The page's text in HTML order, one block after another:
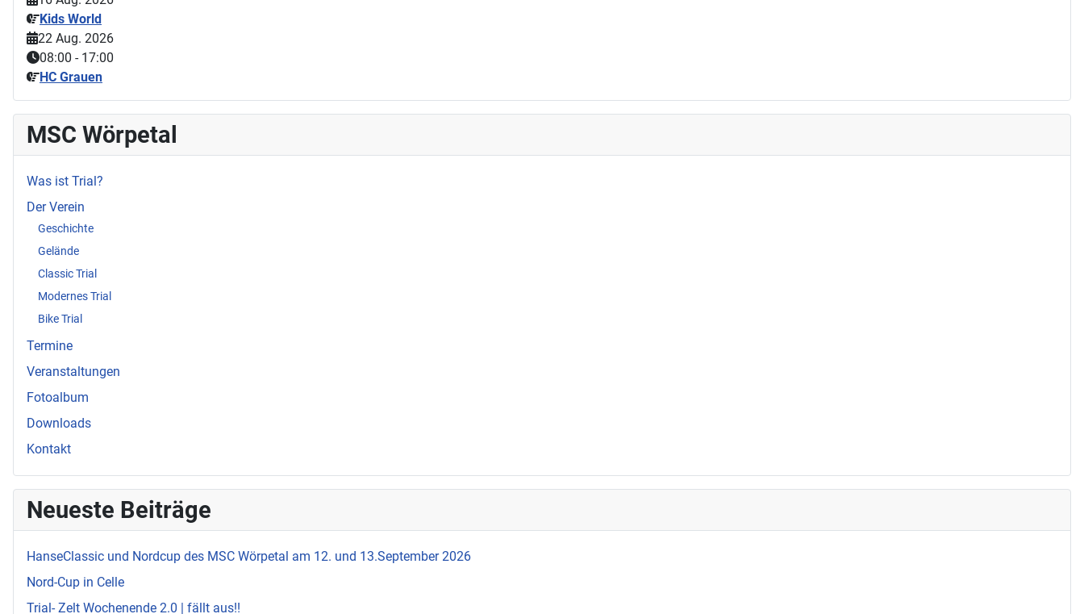
Kids World
22 Aug. 2026
08:00 - 17:00
HC Grauen
MSC Wörpetal
Was ist Trial?
Der Verein
Geschichte
Gelände
Classic Trial
Modernes Trial
Bike Trial
Termine
Veranstaltungen
Fotoalbum
Downloads
Kontakt
Neueste Beiträge
HanseClassic und Nordcup des MSC Wörpetal am 12. und 13.September 2026
Nord-Cup in Celle
Trial- Zelt Wochenende 2.0 | fällt aus!!